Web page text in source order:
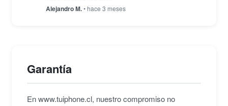
Alejandro M.• hace 3 meses
Garantía
En www.tuiphone.cl, nuestro compromiso no